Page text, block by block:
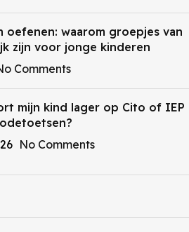
oefenen: waarom groepjes van
zijn voor jonge kinderen
Comments
mijn kind lager op Cito of IEP
No Comments